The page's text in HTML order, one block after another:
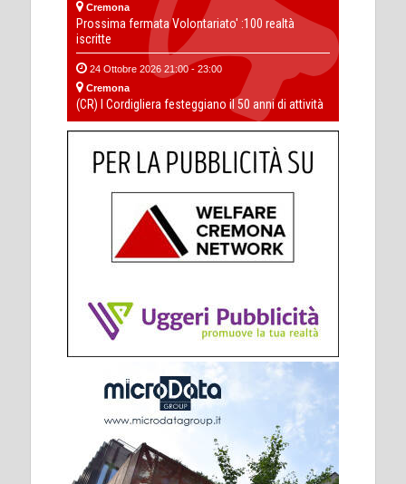
Cremona
Prossima fermata Volontariato' :100 realtà
iscritte
24 Ottobre 2026 21:00 - 23:00
Cremona
(CR) I Cordigliera festeggiano il 50 anni di attività